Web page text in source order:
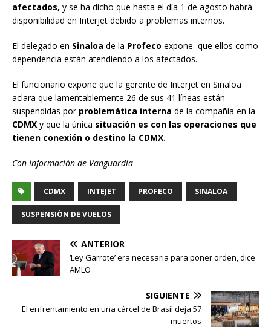
afectados, y se ha dicho que hasta el día 1 de agosto habrá
disponibilidad en Interjet debido a problemas internos.
El delegado en Sinaloa de la Profeco expone que ellos como
dependencia están atendiendo a los afectados.
El funcionario expone que la gerente de Interjet en Sinaloa
aclara que lamentablemente 26 de sus 41 líneas están
suspendidas por problemática interna de la compañía en la
CDMX y que la única situación es con las operaciones que
tienen conexión o destino la CDMX.
Con Información de Vanguardia
CDMX INTEJET PROFECO SINALOA
SUSPENSIÓN DE VUELOS
ANTERIOR
‘Ley Garrote’ era necesaria para poner orden, dice
AMLO
SIGUIENTE
El enfrentamiento en una cárcel de Brasil deja 57
muertos